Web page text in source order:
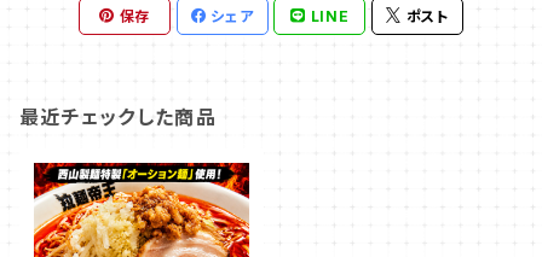
保存 シェア LINE ポスト
最近チェックした商品